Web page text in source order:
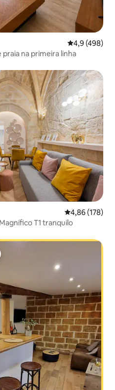
4,9 de uma
4,9 (498)
praia na primeira linha
4,86 de uma
4,86 (178)
T1 tranquilo
dos hóspedes